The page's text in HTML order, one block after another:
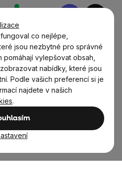
co nejlépe,
jsou nezbytné pro správné
vylepšovat obsah,
nabídky, které jsou
Podle vašich preferencí si je
najdete v našich
.
Nákupní
A-Z